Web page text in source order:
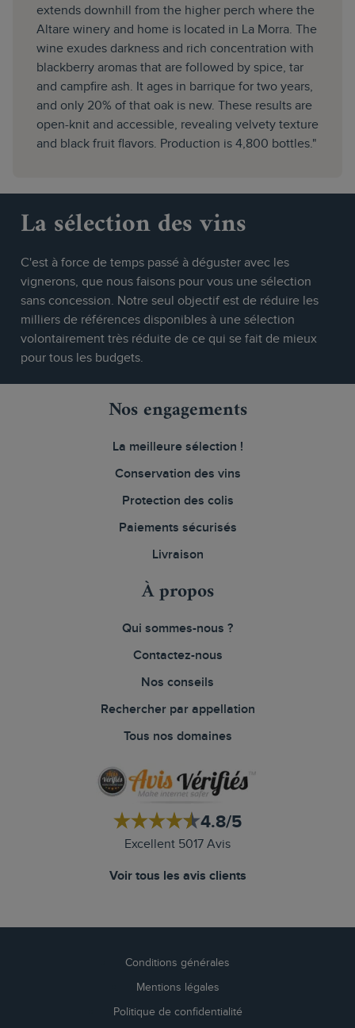
extends downhill from the higher perch where the
Altare winery and home is located in La Morra. The
wine exudes darkness and rich concentration with
blackberry aromas that are followed by spice, tar
and campfire ash. It ages in barrique for two years,
and only 20% of that oak is new. These results are
open-knit and accessible, revealing velvety texture
and black fruit flavors. Production is 4,800 bottles."
La sélection des vins
C'est à force de temps passé à déguster avec les
vignerons, que nous faisons pour vous une sélection
sans concession. Notre seul objectif est de réduire les
milliers de références disponibles à une sélection
volontairement très réduite de ce qui se fait de mieux
pour tous les budgets.
Nos engagements
La meilleure sélection !
Conservation des vins
Protection des colis
Paiements sécurisés
Livraison
À propos
Qui sommes-nous ?
Contactez-nous
Nos conseils
Rechercher par appellation
Tous nos domaines
4.8/5
Excellent 5017 Avis
Voir tous les avis clients
Conditions générales
Mentions légales
Politique de confidentialité